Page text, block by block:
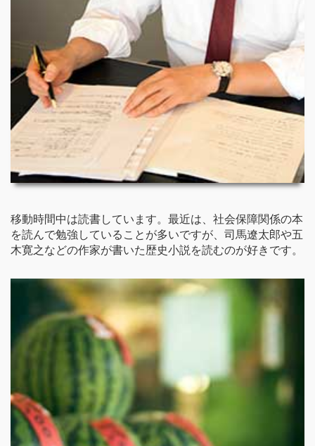
移動時間中は読書しています。最近は、社会保障関係の本
を読んで勉強していることが多いですが、司馬遼太郎や五
木寛之などの作家が書いた歴史小説を読むのが好きです。